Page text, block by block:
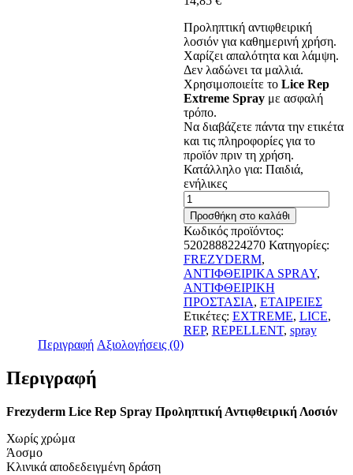
Προληπτική αντιφθειρική
λοσιόν για καθημερινή χρήση.
Χαρίζει απαλότητα και λάμψη.
Δεν λαδώνει τα μαλλιά.
Χρησιμοποιείτε τo Lice Rep
Extreme Sprayμε ασφαλή
τρόπο.
Να διαβάζετε πάντα την ετικέτα
και τις πληροφορίες για το
προϊόν πριν τη χρήση.
Κατάλληλο για: Παιδιά,
ενήλικες
Frezyderm
Lice
Rep
Extreme
Spray
Προληπτική
Αντιφθειρική
Λοσιόν
Απωθεί
τις
Ψείρες
150ml
Προσθήκη στο καλάθι
Κωδικός προϊόντος:
5202888224270 Κατηγορίες:
FREZYDERM,
ΑΝΤΙΦΘΕΙΡΙΚΑ SPRAY,
ΑΝΤΙΦΘΕΙΡΙΚΗ
ΠΡΟΣΤΑΣΙΑ, ΕΤΑΙΡΕΙΕΣ
Ετικέτες: EXTREME, LICE,
REP, REPELLENT, spray
Περιγραφή Αξιολογήσεις (0)
Περιγραφή
Frezyderm Lice Rep Spray Προληπτική Αντιφθειρική Λοσιόν
Χωρίς χρώμα
Άοσμο
Κλινικά αποδεδειγμένη δράση